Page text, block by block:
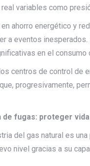
variables como
ahorro energético y
a eventos
en el
centros de control de
progresivamente,
fugas: proteger
del gas natural es
nivel gracias a su